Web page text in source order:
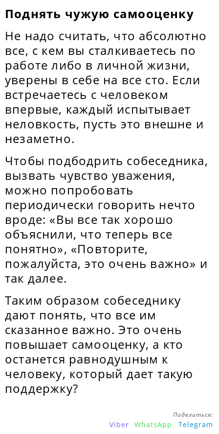
Поднять чужую самооценку
Не надо считать, что абсолютно
все, с кем вы сталкиваетесь по
работе либо в личной жизни,
уверены в себе на все сто. Если
встречаетесь с человеком
впервые, каждый испытывает
неловкость, пусть это внешне и
незаметно.
Чтобы подбодрить собеседника,
вызвать чувство уважения,
можно попробовать
периодически говорить нечто
вроде: «Вы все так хорошо
объяснили, что теперь все
понятно», «Повторите,
пожалуйста, это очень важно» и
так далее.
Таким образом собеседнику
дают понять, что все им
сказанное важно. Это очень
повышает самооценку, а кто
останется равнодушным к
человеку, который дает такую
поддержку?
Поделиться:
Viber WhatsApp Telegram